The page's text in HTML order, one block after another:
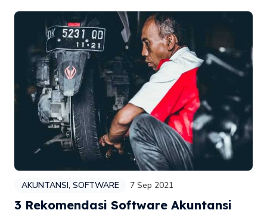
AKUNTANSI, SOFTWARE 7 Sep 2021
3 Rekomendasi Software Akuntansi